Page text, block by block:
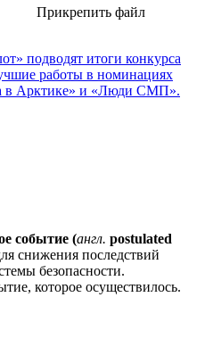
Прикрепить файл
подводят итоги конкурса
работы в номинациях
в Арктике» и «Люди СМП».
событие (англ. postulated
снижения последствий
безопасности.
которое осуществилось.